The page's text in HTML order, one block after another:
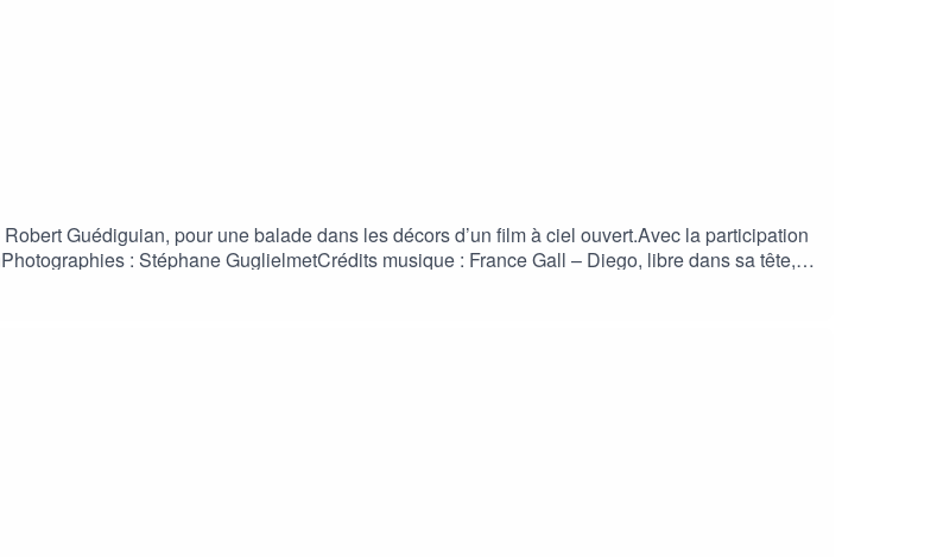
Guédiguian, pour une balade dans les décors d’un film à ciel ouvert.Avec la participation
: Stéphane GuglielmetCrédits musique : France Gall – Diego, libre dans sa tête,
Johann Strauss II – The Blue Danube Waltz, extrait du film Marius et Jeannette